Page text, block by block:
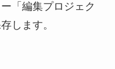
「編集プロジェク
します。